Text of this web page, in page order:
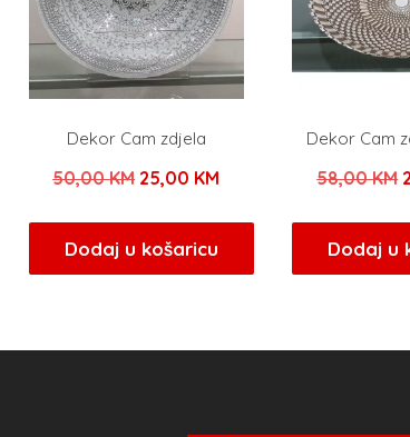
KM.
Dekor Cam zdjela
50,00KM Izvorna
bila
je:
25,00 KM
25,00 KM.
Dodaj u košaricu
Dekor Cam
58,00KM
Dodaj u